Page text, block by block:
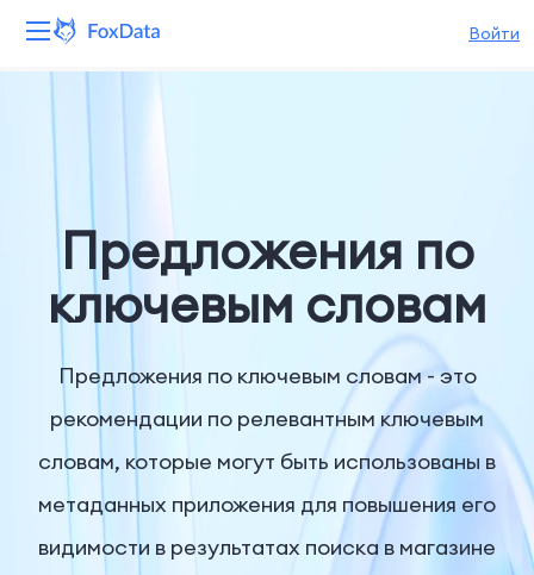
Войти
Ресурсы
Цены
Компания
Предложения по
ключевым словам
Предложения по ключевым словам - это
рекомендации по релевантным ключевым
словам, которые могут быть использованы в
метаданных приложения для повышения его
видимости в результатах поиска в магазине